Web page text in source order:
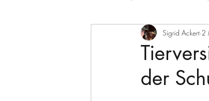
der
Sigrid Ackert 2